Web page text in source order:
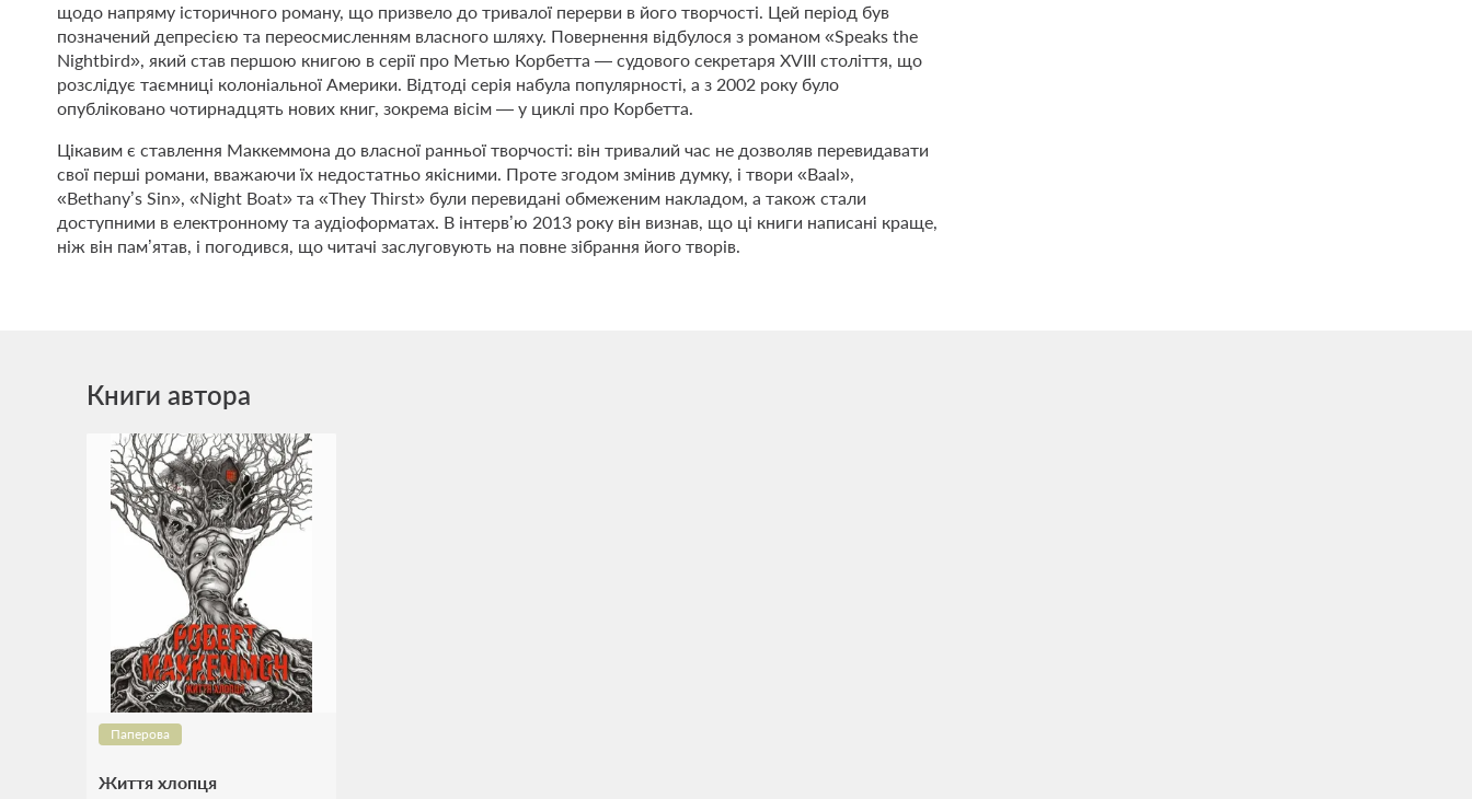
щодо напряму історичного роману, що призвело до тривалої перерви в його творчості. Цей період був
позначений депресією та переосмисленням власного шляху. Повернення відбулося з романом «Speaks the
Nightbird», який став першою книгою в серії про Метью Корбетта — судового секретаря XVIII століття, що
розслідує таємниці колоніальної Америки. Відтоді серія набула популярності, а з 2002 року було
опубліковано чотирнадцять нових книг, зокрема вісім — у циклі про Корбетта.
Цікавим є ставлення Маккеммона до власної ранньої творчості: він тривалий час не дозволяв перевидавати
свої перші романи, вважаючи їх недостатньо якісними. Проте згодом змінив думку, і твори «Baal»,
«Bethany’s Sin», «Night Boat» та «They Thirst» були перевидані обмеженим накладом, а також стали
доступними в електронному та аудіоформатах. В інтерв’ю 2013 року він визнав, що ці книги написані краще,
ніж він пам’ятав, і погодився, що читачі заслуговують на повне зібрання його творів.
Книги автора
Паперова
Життя хлопця